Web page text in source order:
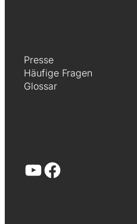
Presse
Häufige Fragen
Glossar
YouTube Facebook